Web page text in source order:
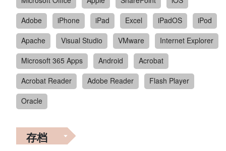
Adobe
iPhone iPad Excel iPadOS
iPod
Apache
Visual Studio VMware
Internet Explorer
Microsoft 365 Apps
Android
Acrobat
Acrobat Reader
Adobe Reader
Flash Player
Oracle
存档